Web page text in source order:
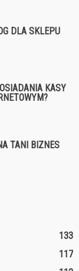
DLA SKLEPU
KASY
TANI BIZNES
133
117